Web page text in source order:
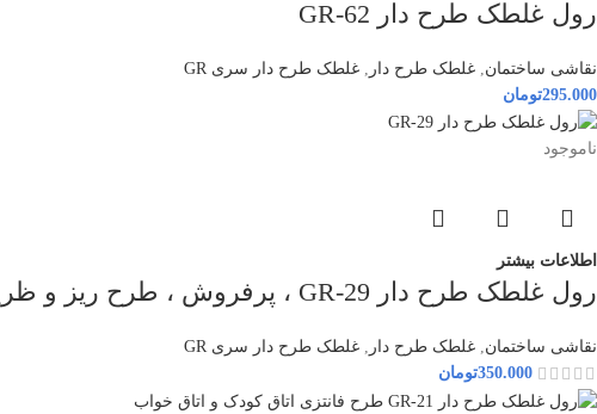
رول غلطک طرح دار GR-62
نقاشی ساختمان, غلطک طرح دار , غلطک طرح دار سری GR
295.000تومان
ناموجود
اطلاعات بیشتر
رول غلطک طرح دار GR-29 ، پرفروش ، طرح ریز و ظریف
نقاشی ساختمان غلطک طرح دار
غلطک طرح دار سری GR
350.000تومان